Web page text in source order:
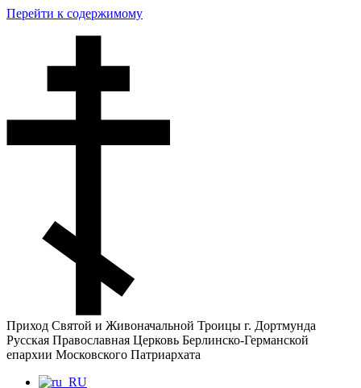
Перейти к содержимому
Приход Святой и Живоначальной Троицы г. Дортмунда
Русская Православная Церковь Берлинско-Германской
епархии Московского Патриархата